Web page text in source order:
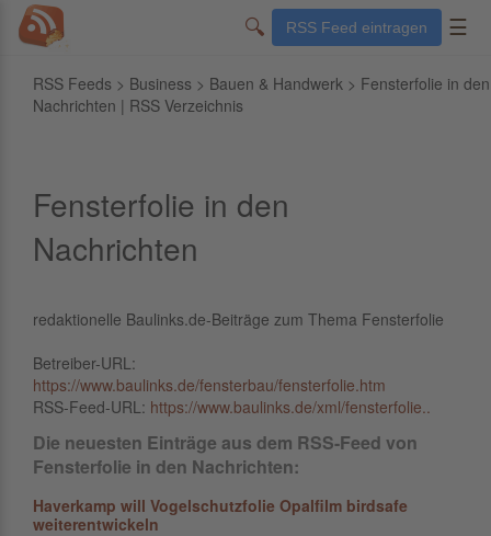
🔍 RSS Feed eintragen ☰
RSS Feeds > Business > Bauen & Handwerk > Fensterfolie in den
Nachrichten | RSS Verzeichnis
Fensterfolie in den
Nachrichten
redaktionelle Baulinks.de-Beiträge zum Thema Fensterfolie
Betreiber-URL:
https://www.baulinks.de/fensterbau/fensterfolie.htm
RSS-Feed-URL: https://www.baulinks.de/xml/fensterfolie..
Die neuesten Einträge aus dem RSS-Feed von
Fensterfolie in den Nachrichten:
Haverkamp will Vogelschutzfolie Opalfilm birdsafe
weiterentwickeln